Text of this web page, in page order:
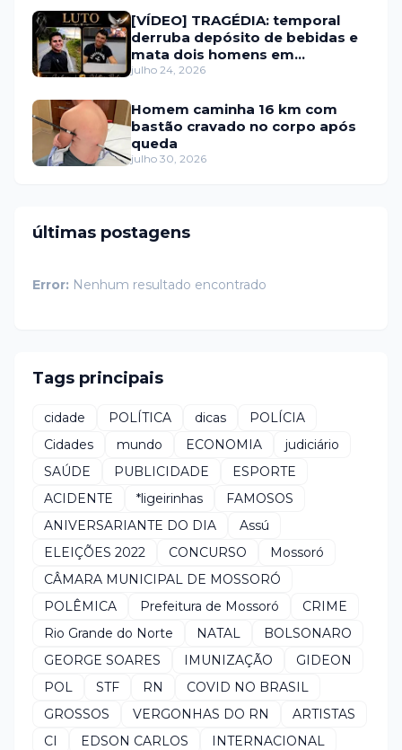
[VÍDEO] TRAGÉDIA: temporal
derruba depósito de bebidas e
mata dois homens em
Portalegre
julho 24, 2026
Homem caminha 16 km com
bastão cravado no corpo após
queda
julho 30, 2026
últimas postagens
Error: Nenhum resultado encontrado
Tags principais
cidade POLÍTICA dicas
POLÍCIA
Cidades
mundo ECONOMIA
judiciário
SAÚDE
PUBLICIDADE
ESPORTE
ACIDENTE
*ligeirinhas
FAMOSOS
ANIVERSARIANTE DO DIA
Assú
ELEIÇÕES 2022
CONCURSO
Mossoró
CÂMARA MUNICIPAL DE MOSSORÓ
POLÊMICA
Prefeitura de Mossoró
CRIME
Rio Grande do Norte
NATAL
BOLSONARO
GEORGE SOARES
IMUNIZAÇÃO
GIDEON
POL
STF RN
COVID NO BRASIL
GROSSOS
VERGONHAS DO RN
ARTISTAS
CI
EDSON CARLOS
INTERNACIONAL